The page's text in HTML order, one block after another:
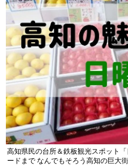
高知県民の台所＆鉄板観光スポット
ードまで なんでもそろう高知の巨大